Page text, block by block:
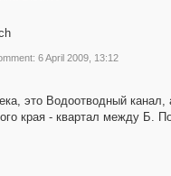
6 April 2009, 13:12
это Водоотводный канал,
края - квартал между Б.